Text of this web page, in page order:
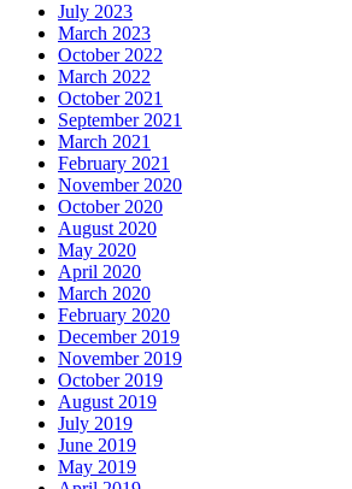
July 2023
March 2023
October 2022
March 2022
October 2021
September 2021
March 2021
February 2021
November 2020
October 2020
August 2020
May 2020
April 2020
March 2020
February 2020
December 2019
November 2019
October 2019
August 2019
July 2019
June 2019
May 2019